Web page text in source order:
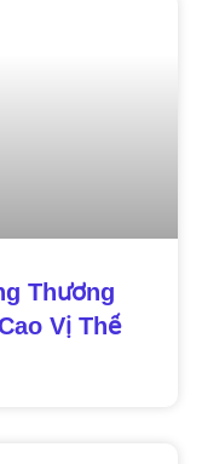
Thương
Vị Thế